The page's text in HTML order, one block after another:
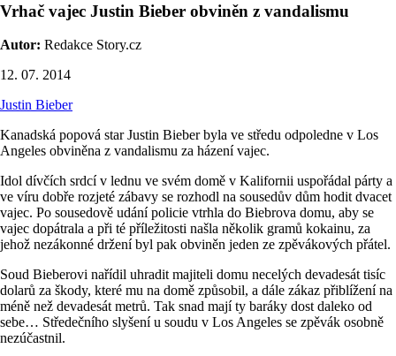
Vrhač vajec Justin Bieber obviněn z vandalismu
Autor: Redakce Story.cz
12. 07. 2014
Justin Bieber
Kanadská popová star Justin Bieber byla ve středu odpoledne v Los
Angeles obviněna z vandalismu za házení vajec.
Idol dívčích srdcí v lednu ve svém domě v Kalifornii uspořádal párty a
ve víru dobře rozjeté zábavy se rozhodl na sousedův dům hodit dvacet
vajec. Po sousedově udání policie vtrhla do Biebrova domu, aby se
vajec dopátrala a při té příležitosti našla několik gramů kokainu, za
jehož nezákonné držení byl pak obviněn jeden ze zpěvákových přátel.
Soud Bieberovi nařídil uhradit majiteli domu necelých devadesát tisíc
dolarů za škody, které mu na domě způsobil, a dále zákaz přiblížení na
méně než devadesát metrů. Tak snad mají ty baráky dost daleko od
sebe… Středečního slyšení u soudu v Los Angeles se zpěvák osobně
nezúčastnil.